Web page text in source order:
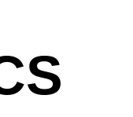
– セノリ